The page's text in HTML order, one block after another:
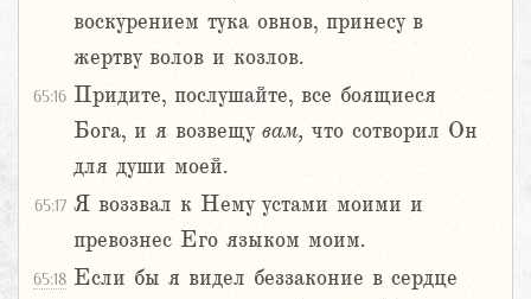
воскурением тука овнов, принесу в
жертву волов и козлов.
65:16 Придите, послушайте, все боящиеся
Бога, и я возвещу вам, что сотворил Он
для души моей.
65:17 Я воззвал к Нему устами моими и
превознес Его языком моим.
65:18 Если бы я видел беззаконие в сердце